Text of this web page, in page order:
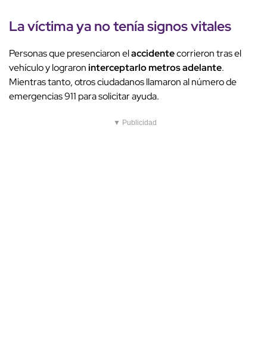
La víctima ya no tenía signos vitales
Personas que presenciaron elaccidentecorrieron tras el
vehículo y lograroninterceptarlo metros adelante.
Mientras tanto, otros ciudadanos llamaron al número de
emergencias 911 para solicitar ayuda.
▼ Publicidad